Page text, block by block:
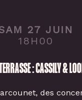
27 JUIN
18H00
: CASSILY &
des